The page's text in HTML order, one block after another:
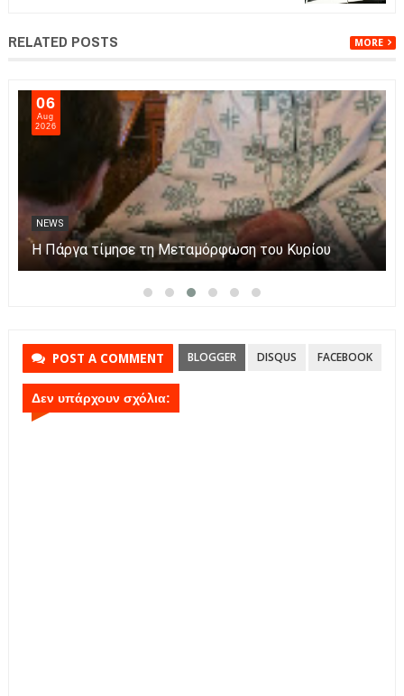
RELATED POSTS MORE
07
Aug
2026
NEWS
Πάργα: Η μεταφορά της εικόνας της Παναγίας με
βάρκες στο νησάκι.
POST A COMMENT BLOGGER DISQUS FACEBOOK
Δεν υπάρχουν σχόλια: